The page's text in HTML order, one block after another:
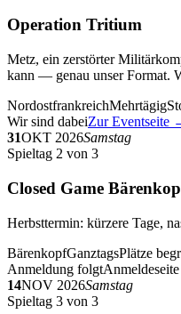
Operation Tritium
Metz, ein zerstörter
kann — genau unser Format.
NordostfrankreichMehrtägig
Wir sind dabeiZur Eventseite
31OKT 2026Samstag
Spieltag 2 von 3
Closed Game
Herbsttermin: kürzere Tage,
BärenkopfGanztagsPlätze
Anmeldung folgt
14NOV 2026Samstag
Spieltag 3 von 3